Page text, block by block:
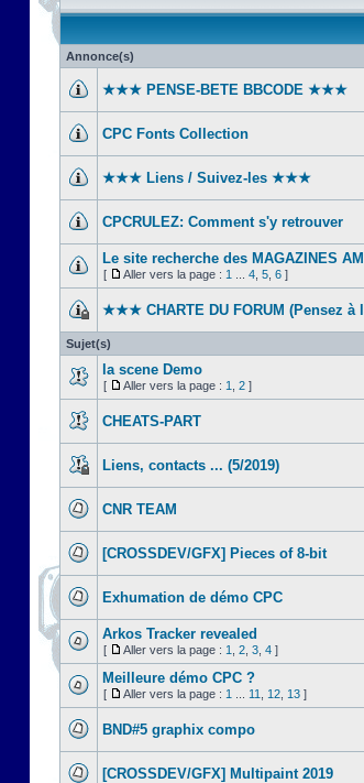
Annonce(s)
★★★ PENSE-BETE BBCODE ★★★
CPC Fonts Collection
★★★ Liens / Suivez-les ★★★
CPCRULEZ: Comment s'y retrouver‎
Le site recherche des MAGAZINES
[ Aller vers la page : 1 4 5 6 ]
★★★ CHARTE DU FORUM (Pensez
Sujet(s)
la scene Demo
[ Aller vers la page : 1 2 ]
CHEATS-PART
Liens, contacts ... (5/2019)
CNR TEAM
[CROSSDEV/GFX] Pieces of 8-bit
Exhumation de démo CPC
Arkos Tracker revealed
[ Aller vers la page : 1 2 3 4 ]
Meilleure démo CPC ?
[ Aller vers la page : 1 11 12 13 ]
BND#5 graphix compo
[CROSSDEV/GFX] Multipaint 2019